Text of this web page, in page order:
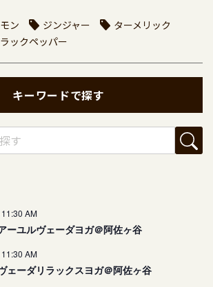
ン ジンジャー
ターメリック
ックペッパー
キーワードで探す
11:30 AM
ーユルヴェーダヨガ＠阿佐ヶ谷
11:30 AM
ェーダリラックスヨガ＠阿佐ヶ谷